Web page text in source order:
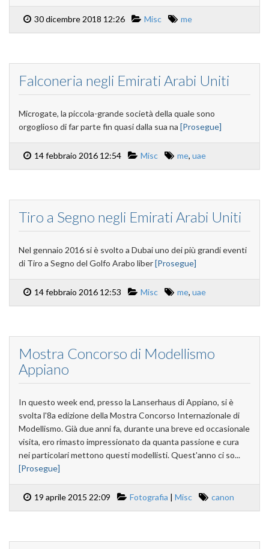
30 dicembre 2018 12:26 Misc me
Falconeria negli Emirati Arabi Uniti
Microgate, la piccola-grande società della quale sono
orgoglioso di far parte fin quasi dalla sua na [Prosegue]
14 febbraio 2016 12:54 Misc me, uae
Tiro a Segno negli Emirati Arabi Uniti
Nel gennaio 2016 si è svolto a Dubai uno dei più grandi eventi
di Tiro a Segno del Golfo Arabo liber[Prosegue]
14 febbraio 2016 12:53 Misc me, uae
Mostra Concorso di Modellismo
Appiano
In questo week end, presso la Lanserhaus di Appiano, si è
svolta l'8a edizione della Mostra Concorso Internazionale di
Modellismo. Già due anni fa, durante una breve ed occasionale
visita, ero rimasto impressionato da quanta passione e cura
nei particolari mettono questi modellisti. Quest'anno ci so...
[Prosegue]
19 aprile 2015 22:09 Fotografia | Misc canon